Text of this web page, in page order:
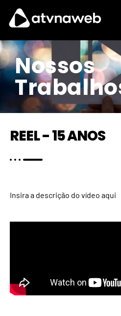
Nossos
REEL - 15 ANOS
Insira a descrição do vídeo aqui